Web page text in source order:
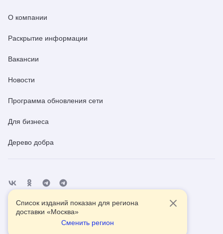
О компании
Раскрытие информации
Вакансии
Новости
Программа обновления сети
Для бизнеса
Дерево добра
Помощь Контакты
Список изданий показан для региона
доставки «Москва»
Сменить регион